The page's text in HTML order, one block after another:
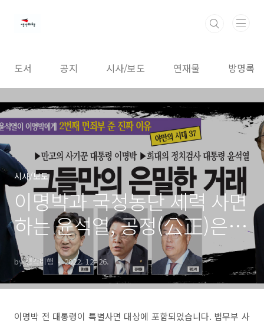
도서 공지 시사/보도 연재물 방명록
시사/보도
이명박과 국정농단 세력 사면
하는 윤석열, 공정(公正)은
어디에?
by 생각비행 2022. 12. 26.
이명박 전 대통령이 특별사면 대상에 포함되었습니다. 법무부 사